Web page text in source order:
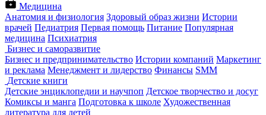
Медицина
Анатомия и физиология Здоровый образ жизни Истории
врачей Педиатрия Первая помощь Питание Популярная
медицина Психиатрия
Бизнес и саморазвитие
Бизнес и предпринимательство Истории компаний Маркетинг
и реклама Менеджмент и лидерство Финансы SMM
Детские книги
Детские энциклопедии и научпоп Детское творчество и досуг
Комиксы и манга Подготовка к школе Художественная
литература для детей